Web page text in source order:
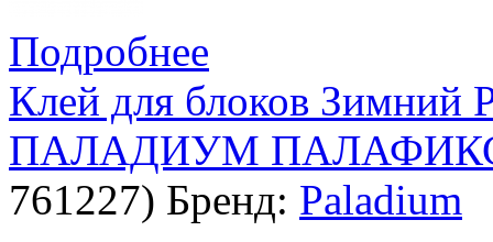
Подробнее
Клей для блоков
ПАЛАДИУМ
761227) Бренд: Paladium